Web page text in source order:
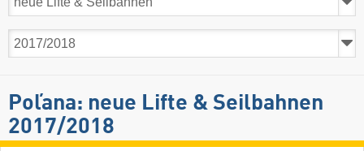
Poľana: neue Lifte & Seilbahnen
2017/2018